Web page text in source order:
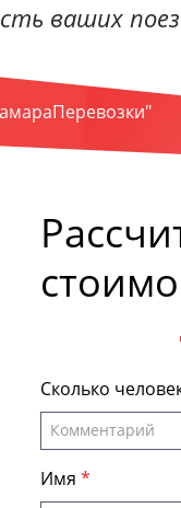
ваших
Сколько
Имя